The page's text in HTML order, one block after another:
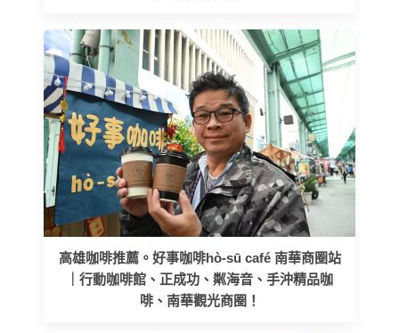
高雄咖啡推薦。好事咖啡hò-sū café 南華商圈站
｜行動咖啡館、正成功、粼海音、手沖精品咖
啡、南華觀光商圈！